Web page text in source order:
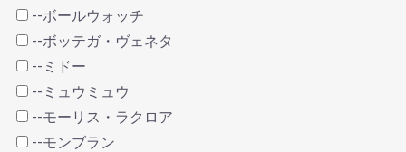
--ボールウォッチ
--ボッテガ・ヴェネタ
--ミドー
--ミュウミュウ
--モーリス・ラクロア
--モンブラン